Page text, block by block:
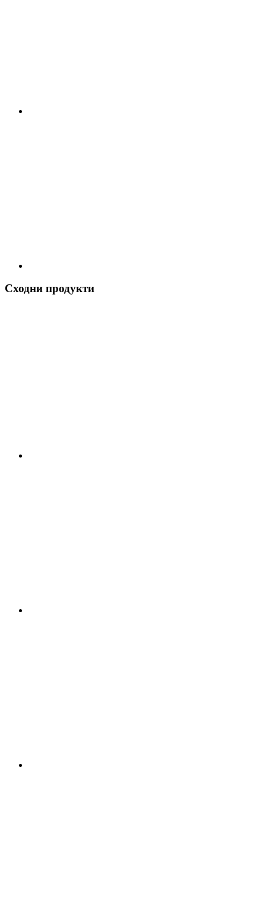
Сходни продукти